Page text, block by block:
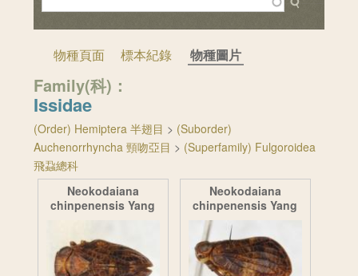
物種頁面 標本紀錄 物種圖片
Family(科)：
Issidae
(Order) Hemiptera 半翅目 > (Suborder)
Auchenorrhyncha 頸吻亞目 > (Superfamily) Fulgoroidea
飛蝨總科
Neokodaiana
chinpenensis Yang
Neokodaiana
chinpenensis Yang